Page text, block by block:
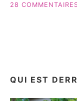
28
QUI EST